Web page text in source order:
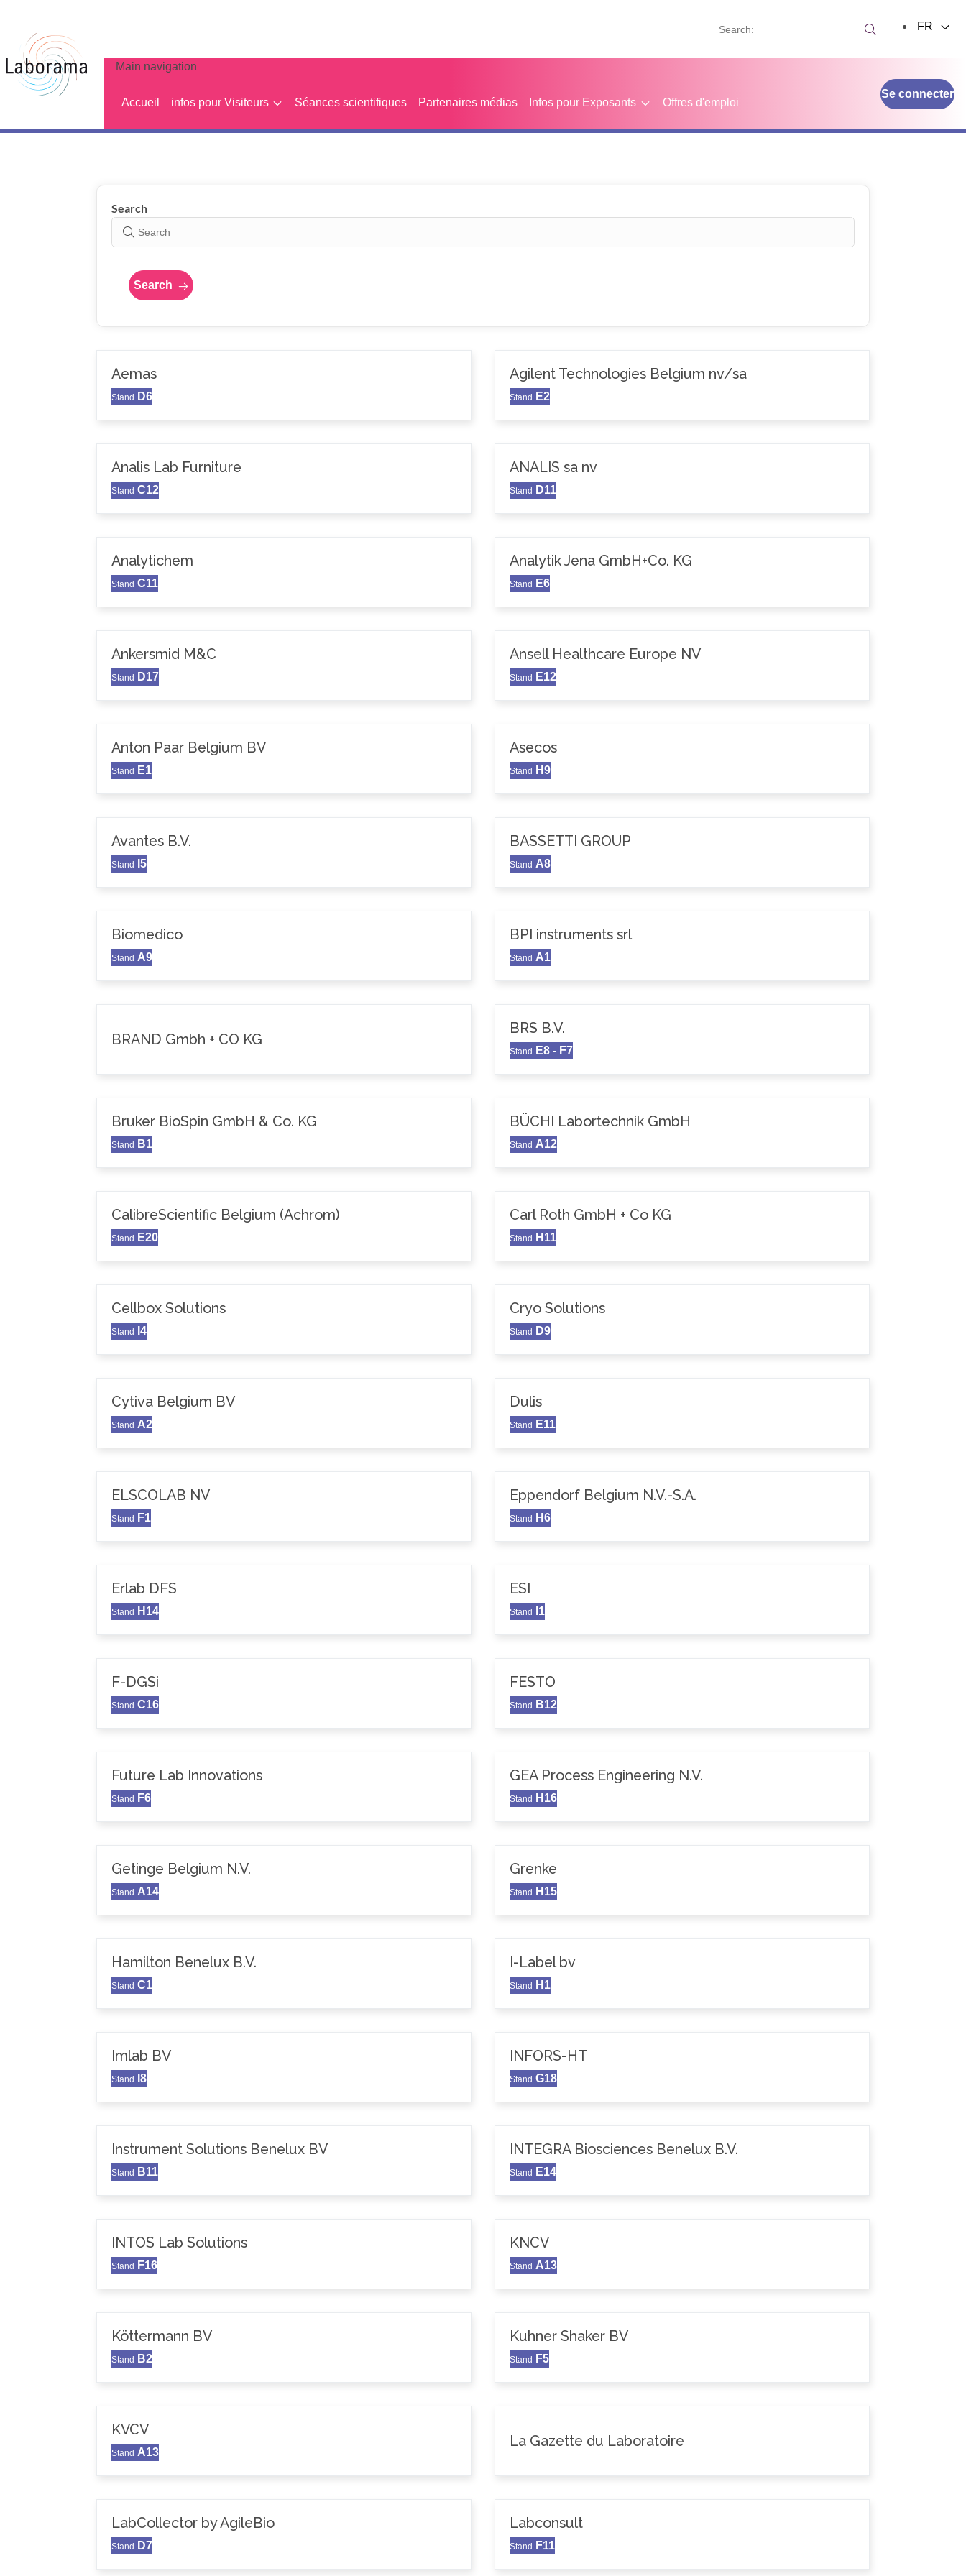
Main navigation
Accueil infos pour Visiteurs Séances scientifiques Partenaires médias Infos pour Exposants Offres d'emploi
Se connecter
Search:
FR
Show results
Search
Search
Aemas
Stand D6
Agilent Technologies Belgium nv/sa
Stand E2
Analis Lab Furniture
Stand C12
ANALIS sa nv
Stand D11
Analytichem
Stand C11
Analytik Jena GmbH+Co. KG
Stand E6
Ankersmid M&C
Stand D17
Ansell Healthcare Europe NV
Stand E12
Anton Paar Belgium BV
Stand E1
Asecos
Stand H9
Avantes B.V.
Stand I5
BASSETTI GROUP
Stand A8
Biomedico
Stand A9
BPI instruments srl
Stand A1
BRAND Gmbh + CO KG
BRS B.V.
Stand E8 - F7
Bruker BioSpin GmbH & Co. KG
Stand B1
BÜCHI Labortechnik GmbH
Stand A12
CalibreScientific Belgium (Achrom)
Stand E20
Carl Roth GmbH + Co KG
Stand H11
Cellbox Solutions
Stand I4
Cryo Solutions
Stand D9
Cytiva Belgium BV
Stand A2
Dulis
Stand E11
ELSCOLAB NV
Stand F1
Eppendorf Belgium N.V.-S.A.
Stand H6
Erlab DFS
Stand H14
ESI
Stand I1
F-DGSi
Stand C16
FESTO
Stand B12
Future Lab Innovations
Stand F6
GEA Process Engineering N.V.
Stand H16
Getinge Belgium N.V.
Stand A14
Grenke
Stand H15
Hamilton Benelux B.V.
Stand C1
I-Label bv
Stand H1
Imlab BV
Stand I8
INFORS-HT
Stand G18
Instrument Solutions Benelux BV
Stand B11
INTEGRA Biosciences Benelux B.V.
Stand E14
INTOS Lab Solutions
Stand F16
KNCV
Stand A13
Köttermann BV
Stand B2
Kuhner Shaker BV
Stand F5
KVCV
Stand A13
La Gazette du Laboratoire
LabCollector by AgileBio
Stand D7
Labconsult
Stand F11